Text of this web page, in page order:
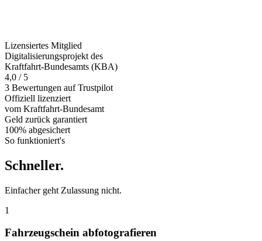
Lizensiertes Mitglied
Digitalisierungsprojekt des
Kraftfahrt-Bundesamts (KBA)
4,0 / 5
3 Bewertungen auf Trustpilot
Offiziell lizenziert
vom Kraftfahrt-Bundesamt
Geld zurück garantiert
100% abgesichert
So funktioniert's
Schneller.
Einfacher geht Zulassung nicht.
1
Fahrzeugschein abfotografieren